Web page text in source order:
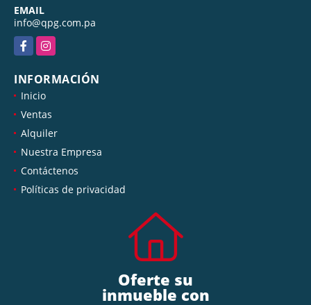
EMAIL
info@qpg.com.pa
FacebookInstagram
INFORMACIÓN
Inicio
Ventas
Alquiler
Nuestra Empresa
Contáctenos
Políticas de privacidad
Oferte su
inmueble con